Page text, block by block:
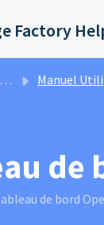
Factory
Manuel Utilisateur
de
de bord